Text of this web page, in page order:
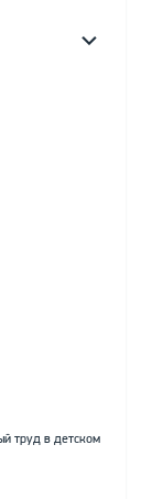
труд в детском